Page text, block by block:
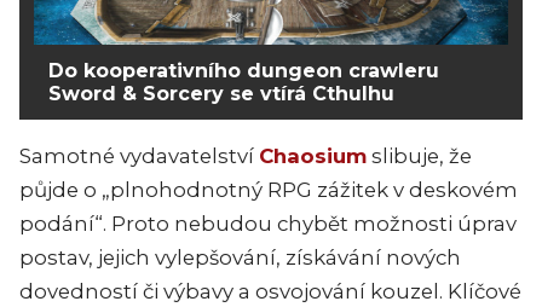
Do kooperativního dungeon crawleru
Sword & Sorcery se vtírá Cthulhu
Samotné vydavatelství Chaosium slibuje, že
půjde o „plnohodnotný RPG zážitek v deskovém
podání“. Proto nebudou chybět možnosti úprav
postav, jejich vylepšování, získávání nových
dovedností či výbavy a osvojování kouzel. Klíčové